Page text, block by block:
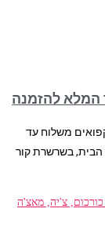
המלא להזמנה
משלוח עד
בשרשרת קור